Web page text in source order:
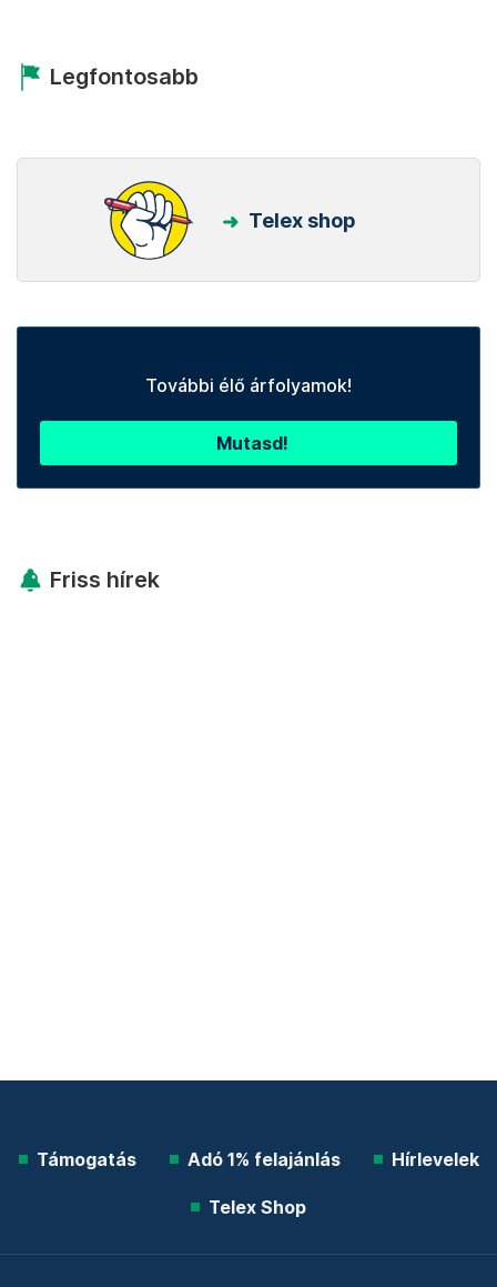
Legfontosabb
Telex shop
További élő árfolyamok!
Mutasd!
Friss hírek
Támogatás Adó 1% felajánlás Hírlevelek
Telex Shop